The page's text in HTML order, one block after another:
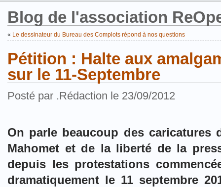
Blog de l'association
« Le dessinateur du Bureau des Complots répond à nos questions
Pétition : Halte aux
sur le 11-Septembre
Posté par .Rédaction le 23/09/2012
On parle beaucoup des caricatures
Mahomet et de la liberté de la
depuis les protestations
dramatiquement le 11 septembre